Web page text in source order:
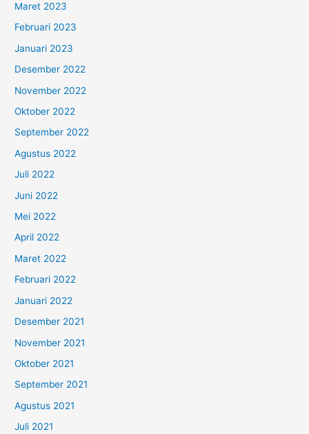
Maret 2023
Februari 2023
Januari 2023
Desember 2022
November 2022
Oktober 2022
September 2022
Agustus 2022
Juli 2022
Juni 2022
Mei 2022
April 2022
Maret 2022
Februari 2022
Januari 2022
Desember 2021
November 2021
Oktober 2021
September 2021
Agustus 2021
Juli 2021